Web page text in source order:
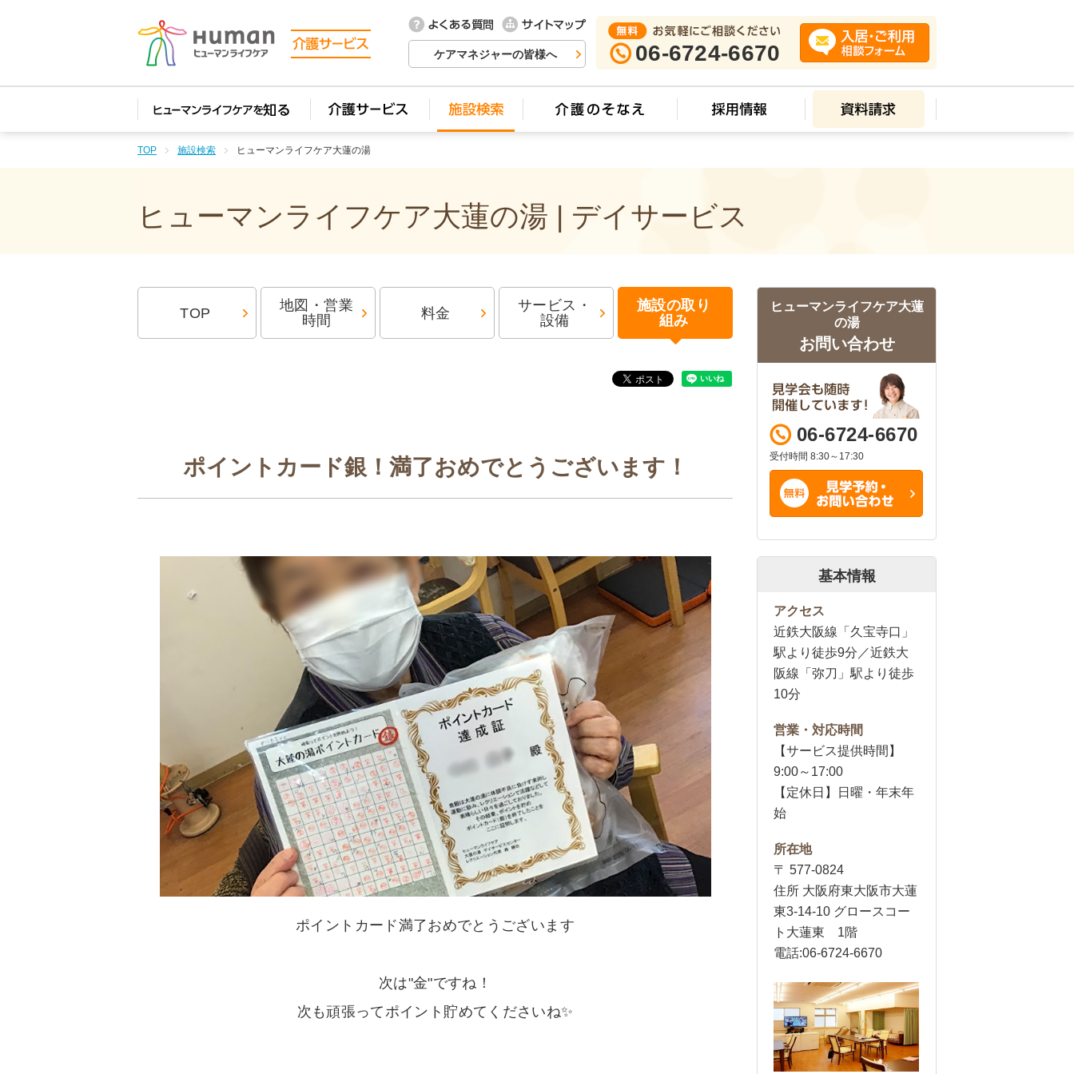
ケアマネジャーの皆様へ 06-6724-6670
TOP 施設検索 ヒューマンライフケア大蓮の湯
ヒューマンライフケア大蓮の湯 | デイサービス
TOP
地図・営業
時間
料金
サービス・
設備
施設の取り
組み
ポイントカード銀！満了おめでとうございます！
ポイントカード満了おめでとうございます
次は"金"ですね！
次も頑張ってポイント貯めてくださいね✨
ヒューマンライフケア大蓮
の湯
お問い合わせ
06-6724-6670
受付時間 8:30～17:30
基本情報
アクセス
近鉄大阪線「久宝寺口」
駅より徒歩9分／近鉄大
阪線「弥刀」駅より徒歩
10分
営業・対応時間
【サービス提供時間】
9:00～17:00
【定休日】日曜・年末年
始
所在地
〒 577-0824
住所 大阪府東大阪市大蓮
東3-14-10 グロースコー
ト大蓮東 1階
電話:06-6724-6670